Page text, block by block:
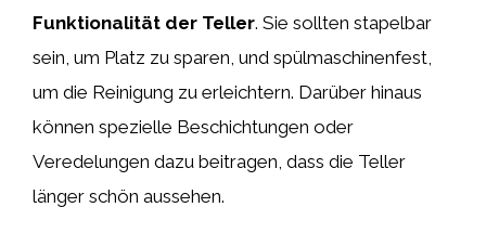
Funktionalität der Teller. Sie sollten stapelbar
sein, um Platz zu sparen, und spülmaschinenfest,
um die Reinigung zu erleichtern. Darüber hinaus
können spezielle Beschichtungen oder
Veredelungen dazu beitragen, dass die Teller
länger schön aussehen.